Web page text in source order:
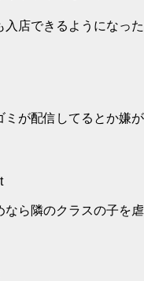
店できるようになった
ミが配信してるとか嫌が
なら隣のクラスの子を虐